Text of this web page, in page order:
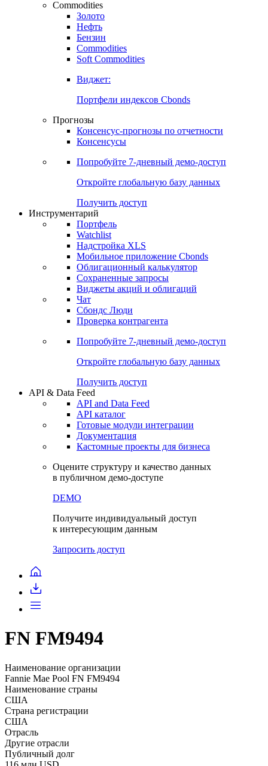
Commodities
Золото
Нефть
Бензин
Commodities
Soft Commodities
Виджет:
Портфели индексов Cbonds
Прогнозы
Консенсус-прогнозы по отчетности
Консенсусы
Попробуйте 7-дневный демо-доступ
Откройте глобальную базу данных
Получить доступ
Инструментарий
Портфель
Watchlist
Надстройка XLS
Мобильное приложение Cbonds
Облигационный калькулятор
Сохраненные запросы
Виджеты акций и облигаций
Чат
Сбондс Люди
Проверка контрагента
Попробуйте 7-дневный демо-доступ
Откройте глобальную базу данных
Получить доступ
API & Data Feed
API and Data Feed
API каталог
Готовые модули интеграции
Документация
Кастомные проекты для бизнеса
Оцените структуру и качество данных
в публичном демо-доступе
DEMO
Получите индивидуальный доступ
к интересующим данным
Запросить доступ
FN FM9494
Наименование организации
Fannie Mae Pool FN FM9494
Наименование страны
США
Страна регистрации
США
Отрасль
Другие отрасли
Публичный долг